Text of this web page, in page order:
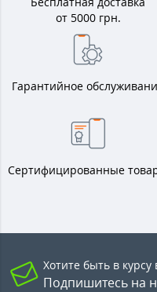
от 5000 грн.
Гарантийное
Сертифицированные
Хотите быть в курсу
Подпишитесь на